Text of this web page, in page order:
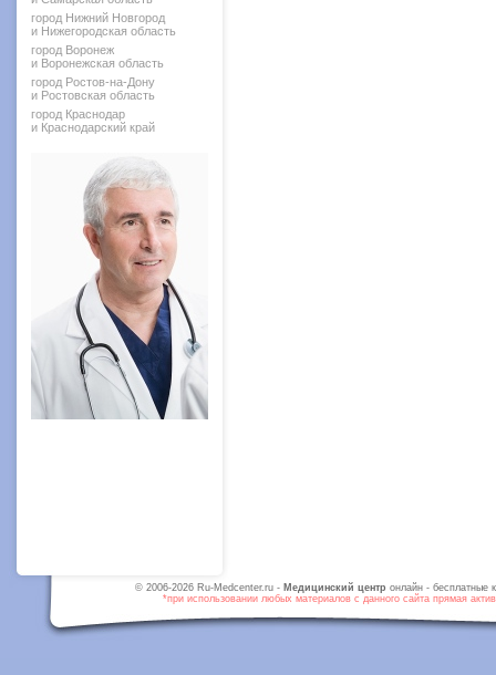
город Нижний Новгород
и Нижегородская область
город Воронеж
и Воронежская область
город Ростов-на-Дону
и Ростовская область
город Краснодар
и Краснодарский край
© 2006-2026 Ru-Medcenter.ru - Медицинский центр онлайн - бесплатные
*при использовании любых материалов с данного сайта прямая